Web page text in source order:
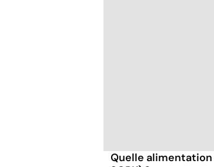
Quelle alimentation